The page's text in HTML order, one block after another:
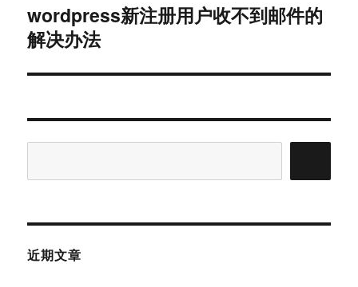
下
篇
章：
wordpress新注册用户收不到邮件的
解决办法
近期文章